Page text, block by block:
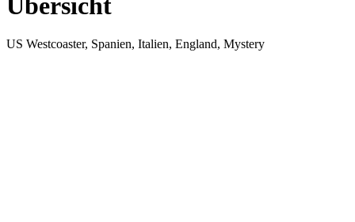
US Westcoaster, Spanien, Italien, England, Mystery